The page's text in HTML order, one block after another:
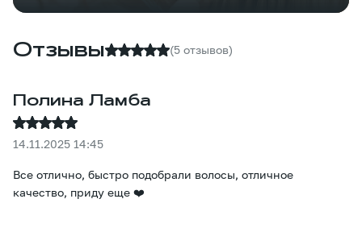
Отзывы (5 отзывов)
Полина Ламба
14.11.2025 14:45
Все отлично, быстро подобрали волосы, отличное
качество, приду еще ❤️